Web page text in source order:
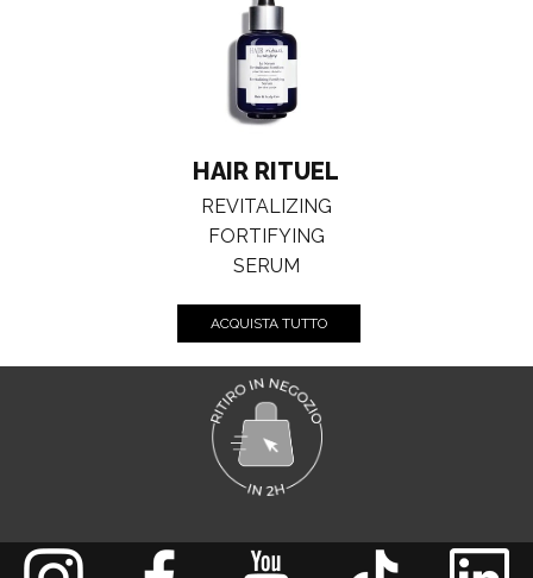
HAIR RITUEL
REVITALIZING
FORTIFYING
SERUM
ACQUISTA TUTTO